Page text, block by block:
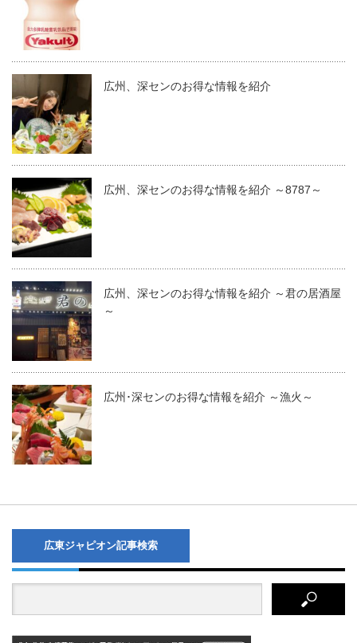
広州、深センのお得な情報を紹介
広州、深センのお得な情報を紹介 ～8787～
広州、深センのお得な情報を紹介 ～君の居酒屋
～
広州･深センのお得な情報を紹介 ～漁火～
広東ジャピオン記事検索